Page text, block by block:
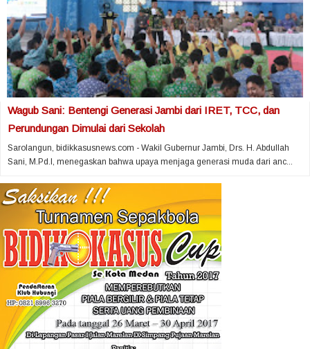
Wagub Sani: Bentengi Generasi Jambi dari IRET, TCC, dan
Perundungan Dimulai dari Sekolah
Sarolangun, bidikkasusnews.com - Wakil Gubernur Jambi, Drs. H. Abdullah
Sani, M.Pd.I, menegaskan bahwa upaya menjaga generasi muda dari anc...